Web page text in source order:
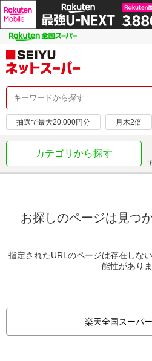
抽選で最大20,000円分 月木2倍
カテゴリから探す
お探しのページは見つ
指定されたURLのページは存在しな
能性がありま
楽天全国スーパ